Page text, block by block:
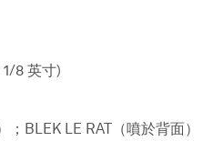
1/8 英寸)
BLEK LE RAT（噴於背面）